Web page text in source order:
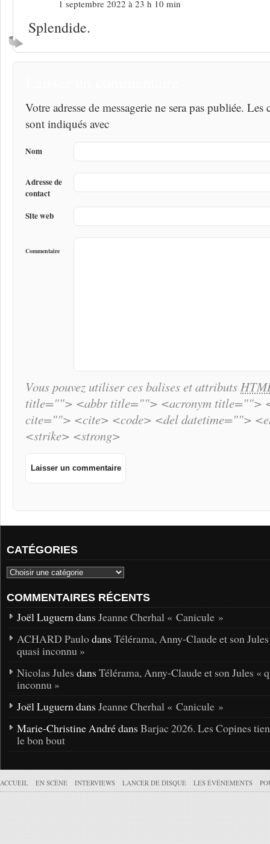
1 septembre 2022 à 23 h 10 min
Splendide.
Votre adresse de messagerie ne sera pas publiée.
sont indiqués avec
Nom
Adresse de
contact
Site web
Commentaire
Vous pouvez utiliser ces balises et attributs
title=""> <abbr title=""> <acronym title="">
cite=""> <cite> <code> <del datetime="">
<strike> <strong>
CATÉGORIES
COMMENTAIRES RÉCENTS
Joël Luguern dans Jeanne Cherhal « Canicule »
ACHARD Paulodans Télérama, Anny-Claude et son
quasi inconnu »
Nicolas Jules dans Télérama, Anny-Claude et son Jules «
inconnu »
Joël Luguern dans Jeanne Cherhal « Canicule »
Marie-Christine André dans Barjac 2026. Les Copines
le bon bout
ACCUEIL EN SCÈNE INTERVIEWS LANCER DE DISQUE LES ÉVÉNEMENTS